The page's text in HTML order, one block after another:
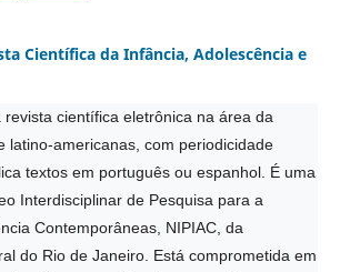
Científica da Infância, Adolescência e
revista científica eletrônica na área da
latino-americanas, com periodicidade
textos em português ou espanhol. É uma
Interdisciplinar de Pesquisa para a
Contemporâneas, NIPIAC, da
do Rio de Janeiro. Está comprometida em